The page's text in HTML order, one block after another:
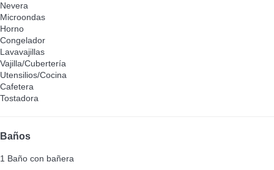
Nevera
Microondas
Horno
Congelador
Lavavajillas
Vajilla/Cubertería
Utensilios/Cocina
Cafetera
Tostadora
Baños
1 Baño con bañera